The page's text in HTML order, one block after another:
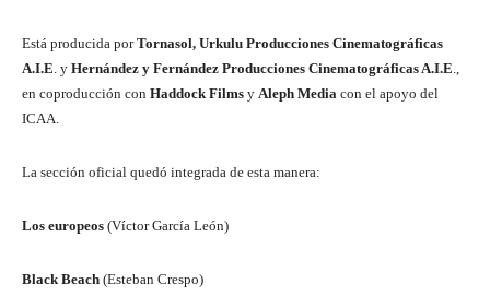
Está producida porTornasol, Urkulu Producciones Cinematográficas
A.I.E. y Hernández y Fernández Producciones Cinematográficas A.I.E.,
en coproducción con Haddock Films y Aleph Media con el apoyo del
ICAA.
La sección oficial quedó integrada de esta manera:
Los europeos (Víctor García León)
Black Beach (Esteban Crespo)